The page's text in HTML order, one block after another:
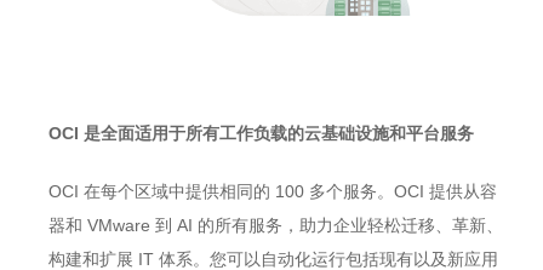
OCI 是全面适用于所有工作负载的云基础设施和平台服务
OCI 在每个区域中提供相同的 100 多个服务。OCI 提供从容
器和 VMware 到 AI 的所有服务，助力企业轻松迁移、革新、
构建和扩展 IT 体系。您可以自动化运行包括现有以及新应用